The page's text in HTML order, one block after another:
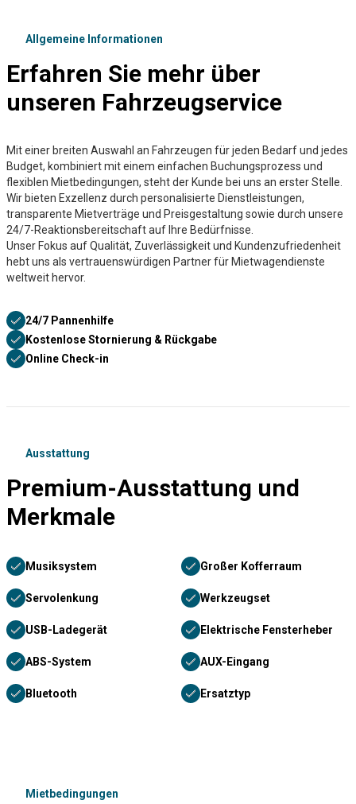
Allgemeine Informationen
Erfahren Sie mehr über
unseren Fahrzeugservice
Mit einer breiten Auswahl an Fahrzeugen für jeden Bedarf und jedes
Budget, kombiniert mit einem einfachen Buchungsprozess und
flexiblen Mietbedingungen, steht der Kunde bei uns an erster Stelle.
Wir bieten Exzellenz durch personalisierte Dienstleistungen,
transparente Mietverträge und Preisgestaltung sowie durch unsere
24/7-Reaktionsbereitschaft auf Ihre Bedürfnisse.
Unser Fokus auf Qualität, Zuverlässigkeit und Kundenzufriedenheit
hebt uns als vertrauenswürdigen Partner für Mietwagendienste
weltweit hervor.
24/7 Pannenhilfe
Kostenlose Stornierung & Rückgabe
Online Check-in
Ausstattung
Premium-Ausstattung und
Merkmale
Musiksystem Großer Kofferraum
Servolenkung Werkzeugset
USB-Ladegerät Elektrische Fensterheber
ABS-System AUX-Eingang
Bluetooth Ersatztyp
Mietbedingungen